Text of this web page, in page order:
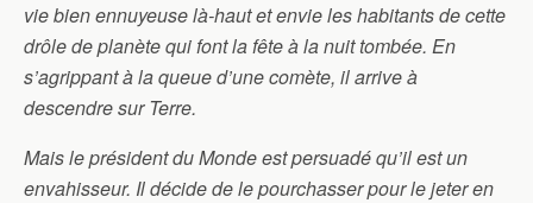
vie bien ennuyeuse là-haut et envie les habitants de cette
drôle de planète qui font la fête à la nuit tombée. En
s’agrippant à la queue d’une comète, il arrive à
descendre sur Terre.
Mais le président du Monde est persuadé qu’il est un
envahisseur. Il décide de le pourchasser pour le jeter en